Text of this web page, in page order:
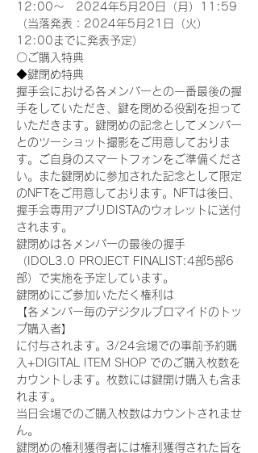
12:00～　2024年5月20日（月）11:59
（当落発表：2024年5月21日（火）
12:00までに発表予定）
〇ご購入特典
◆鍵閉め特典
握手会における各メンバーとの一番最後の握
手をしていただき、鍵を閉める役割を担って
いただきます。鍵閉めの記念としてメンバー
とのツーショット撮影をご用意しておりま
す。ご自身のスマートフォンをご準備くださ
い。また鍵閉めに参加された記念として限定
のNFTをご用意しております。NFTは後日、
握手会専用アプリDISTAのウォレットに送付
されます。
鍵閉めは各メンバーの最後の握手
（IDOL3.0 PROJECT FINALIST:4部5部6
部）で実施を予定しています。
鍵閉めにご参加いただく権利は
【各メンバー毎のデジタルブロマイドのトッ
プ購入者】
に付与されます。3/24会場での事前予約購
入+DIGITAL ITEM SHOP でのご購入枚数を
カウントします。枚数には鍵開け購入も含ま
れます。
当日会場でのご購入枚数はカウントされませ
ん。
鍵閉めの権利獲得者には権利獲得された旨を